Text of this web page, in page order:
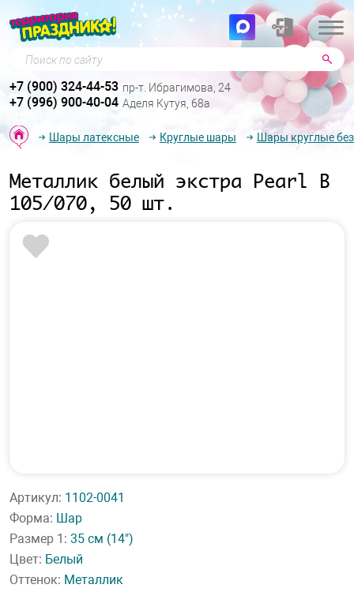
Поиск по сайту
+7 (900) 324-44-53 пр-т. Ибрагимова, 24
+7 (996) 900-40-04 Аделя Кутуя, 68а
Шары латексные Круглые шары Шары круглые
Металлик белый экстра Pearl В
105/070, 50 шт.
Артикул: 1102-0041
Форма: Шар
Размер 1: 35 см (14")
Цвет: Белый
Оттенок: Металлик